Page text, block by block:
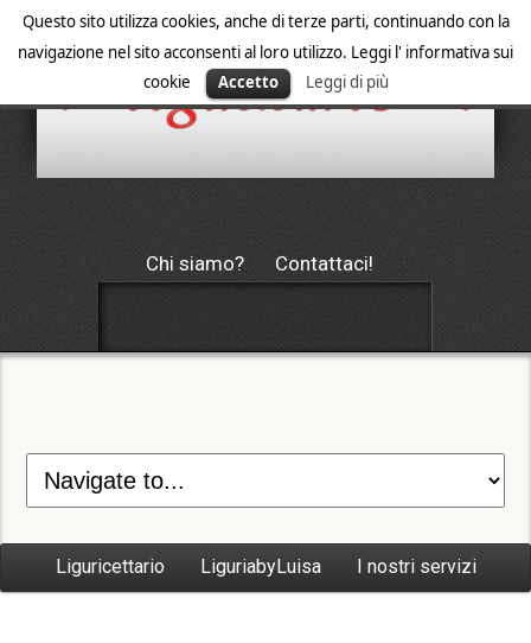
Questo sito utilizza cookies, anche di terze parti, continuando con la
navigazione nel sito acconsenti al loro utilizzo. Leggi l' informativa sui
cookie
Accetto Leggi di più
Chi siamo? Contattaci!
Liguricettario LiguriabyLuisa I nostri servizi